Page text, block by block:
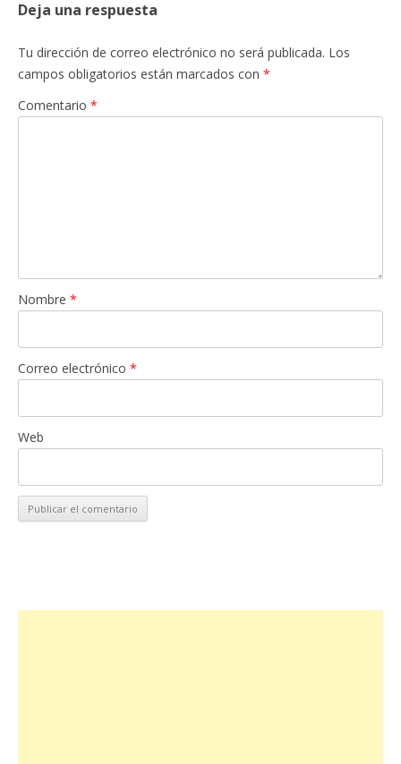
Deja una respuesta
Tu dirección de correo electrónico no será publicada. Los
campos obligatorios están marcados con *
Comentario *
Nombre *
Correo electrónico *
Web